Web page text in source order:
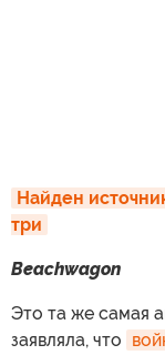
Найден
три
Beachwagon
Это та же самая
заявляла, что